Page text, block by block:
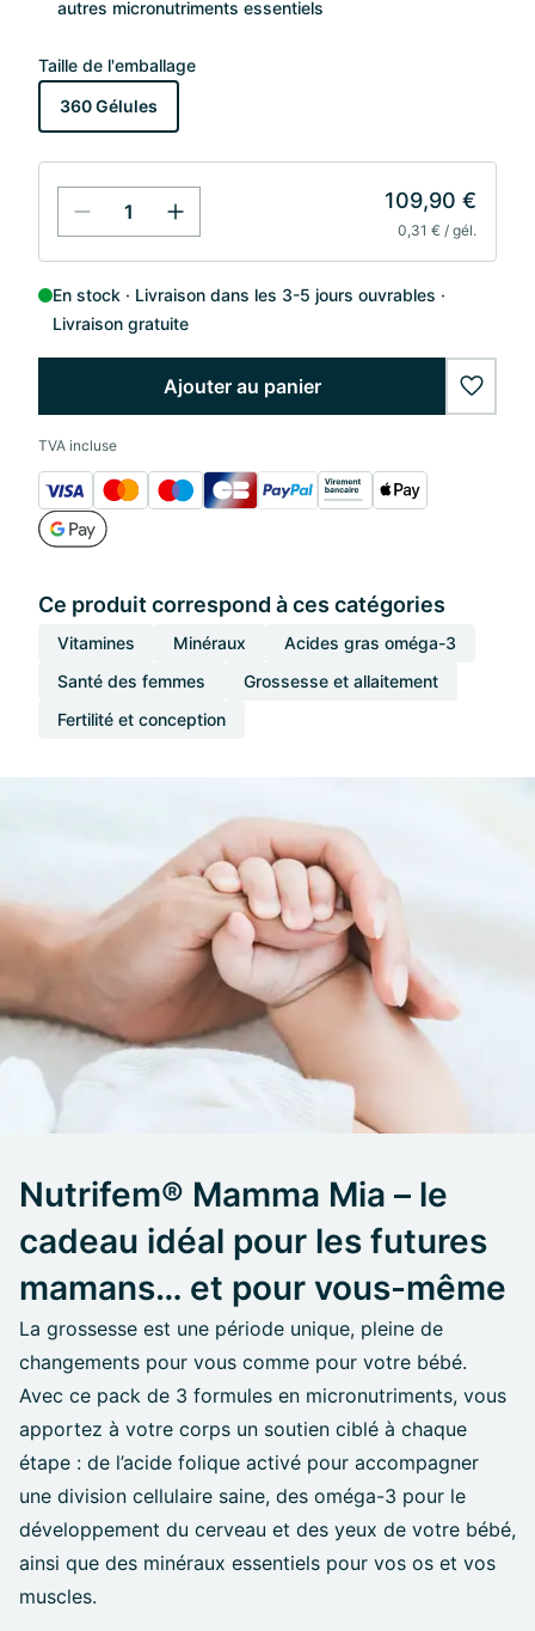
autres micronutriments essentiels
Taille de l'emballage
360 Gélules
109,90 €
0,31 € / gél.
En stock
Livraison dans les 3-5 jours ouvrables
Livraison gratuite
Ajouter au panier
TVA incluse
Ce produit correspond à ces catégories
Vitamines Minéraux
Acides gras oméga-3
Santé des femmes
Grossesse et allaitement
Fertilité et conception
Nutrifem® Mamma Mia – le
cadeau idéal pour les futures
mamans… et pour vous-même
La grossesse est une période unique, pleine de
changements pour vous comme pour votre bébé.
Avec ce pack de 3 formules en micronutriments, vous
apportez à votre corps un soutien ciblé à chaque
étape : de l’acide folique activé pour accompagner
une division cellulaire saine, des oméga-3 pour le
développement du cerveau et des yeux de votre bébé,
ainsi que des minéraux essentiels pour vos os et vos
muscles.